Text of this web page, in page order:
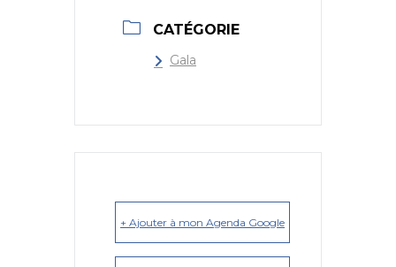
CATÉGORIE
Gala
+ Ajouter à mon Agenda Google